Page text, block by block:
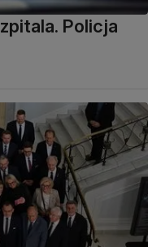
Policja